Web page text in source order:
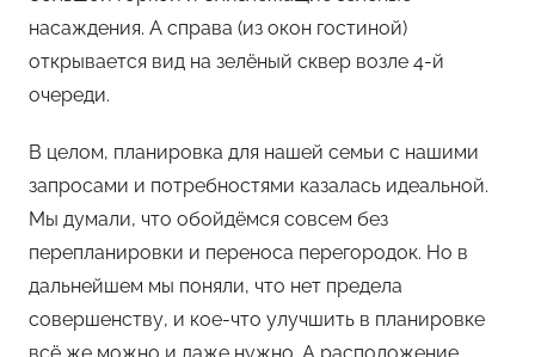
насаждения. А справа (из окон гостиной)
открывается вид на зелёный сквер возле 4-й
очереди.
В целом, планировка для нашей семьи с нашими
запросами и потребностями казалась идеальной.
Мы думали, что обойдёмся совсем без
перепланировки и переноса перегородок. Но в
дальнейшем мы поняли, что нет предела
совершенству, и кое-что улучшить в планировке